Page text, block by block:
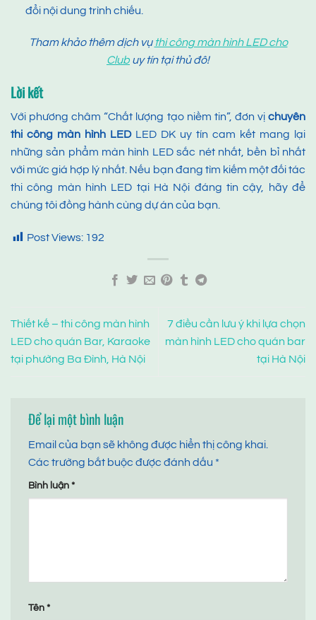
đổi nội dung trình chiếu.
Tham khảo thêm dịch vụ thi công màn hình LED cho
Club uy tín tại thủ đô!
Lời kết
Với phương châm “Chất lượng tạo niềm tin”, đơn vị chuyên
thi công màn hình LED LED DK uy tín cam kết mang lại
những sản phẩm màn hình LED sắc nét nhất, bền bỉ nhất
với mức giá hợp lý nhất. Nếu bạn đang tìm kiếm một đối tác
thi công màn hình LED tại Hà Nội đáng tin cậy, hãy để
chúng tôi đồng hành cùng dự án của bạn.
Post Views: 192
Thiết kế – thi công màn hình
LED cho quán Bar, Karaoke
tại phường Ba Đình, Hà Nội
7 điều cần lưu ý khi lựa chọn
màn hình LED cho quán bar
tại Hà Nội
Để lại một bình luận
Email của bạn sẽ không được hiển thị công khai.
Các trường bắt buộc được đánh dấu *
Bình luận *
Tên *